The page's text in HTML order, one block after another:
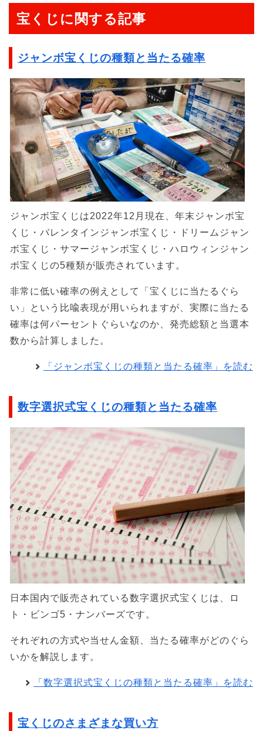
宝くじに関する記事
ジャンボ宝くじの種類と当たる確率
ジャンボ宝くじは2022年12月現在、年末ジャンボ宝
くじ・バレンタインジャンボ宝くじ・ドリームジャン
ボ宝くじ・サマージャンボ宝くじ・ハロウィンジャン
ボ宝くじの5種類が販売されています。
非常に低い確率の例えとして「宝くじに当たるぐら
い」という比喩表現が用いられますが、実際に当たる
確率は何パーセントぐらいなのか、発売総額と当選本
数から計算しました。
「ジャンボ宝くじの種類と当たる確率」を読む
数字選択式宝くじの種類と当たる確率
日本国内で販売されている数字選択式宝くじは、ロ
ト・ビンゴ5・ナンバーズです。
それぞれの方式や当せん金額、当たる確率がどのぐら
いかを解説します。
「数字選択式宝くじの種類と当たる確率」を読む
宝くじのさまざまな買い方